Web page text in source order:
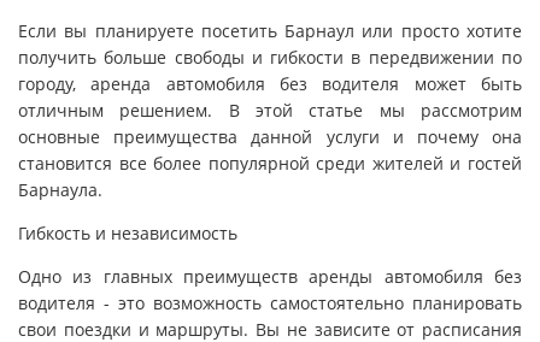
Если вы планируете посетить Барнаул или просто хотите
получить больше свободы и гибкости в передвижении по
городу, аренда автомобиля без водителя может быть
отличным решением. В этой статье мы рассмотрим
основные преимущества данной услуги и почему она
становится все более популярной среди жителей и гостей
Барнаула.
Гибкость и независимость
Одно из главных преимуществ аренды автомобиля без
водителя - это возможность самостоятельно планировать
свои поездки и маршруты. Вы не зависите от расписания